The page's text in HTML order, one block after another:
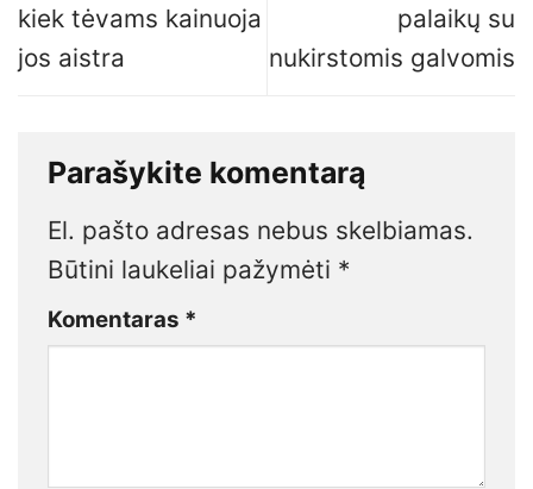
kiek tėvams kainuoja
jos aistra
palaikų su
nukirstomis galvomis
Parašykite komentarą
El. pašto adresas nebus skelbiamas.
Būtini laukeliai pažymėti *
Komentaras *